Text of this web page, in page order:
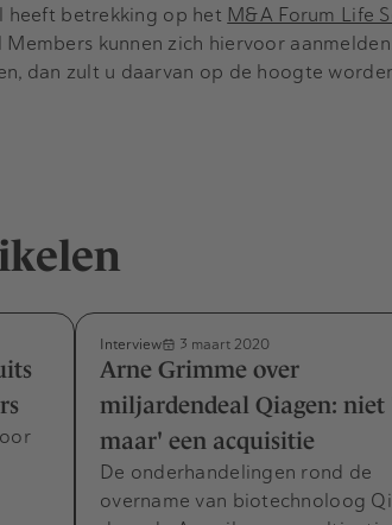
heeft betrekking op het M&A Forum Life
Members kunnen zich hiervoor
dan zult u daarvan op de hoogte
Interview 3 maart 2020
Arne Grimme over
miljardendeal Qiagen: niet
maar' een acquisitie
De onderhandelingen rond de
overname van biotechnoloog